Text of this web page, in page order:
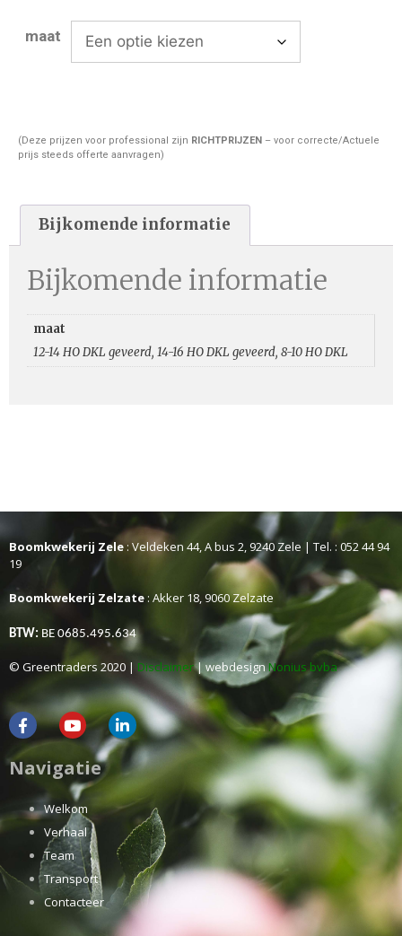
maat
(Deze prijzen voor professional zijn RICHTPRIJZEN – voor correcte/Actuele
prijs steeds offerte aanvragen)
Bijkomende informatie
Bijkomende informatie
maat
12-14 HO DKL geveerd, 14-16 HO DKL geveerd, 8-10 HO DKL
Boomkwekerij Zele: Veldeken 44, A bus 2, 9240 Zele | Tel. : 052 44 94
19
Boomkwekerij Zelzate : Akker 18, 9060 Zelzate
BTW: BE 0685.495.634
© Greentraders 2020 | Disclaimer| webdesignNonius bvba
Navigatie
Welkom
Verhaal
Team
Transport
Contacteer